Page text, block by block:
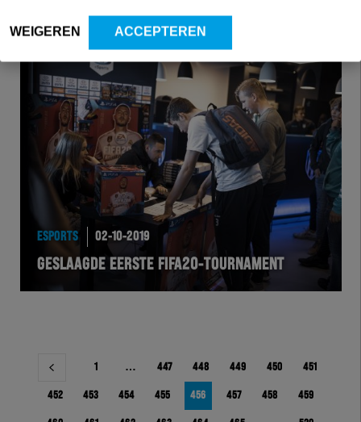
WEIGEREN ACCEPTEREN
ESPORTS 02-10-2019
GESLAAGDE EERSTE FIFA20-TOURNAMENT
Berichtnavigatie
1 … 447 448 449 450 451
452 453 454 455 456 457 458 459